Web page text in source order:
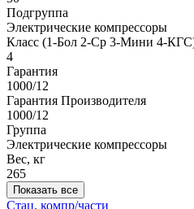
Подгруппа
Электрические компрессоры
Класс (1-Бол 2-Ср 3-Мини 4-
4
Гарантия
1000/12
Гарантия Производителя
1000/12
Группа
Электрические компрессоры
Вес, кг
265
Показать все
Стац. компр/части